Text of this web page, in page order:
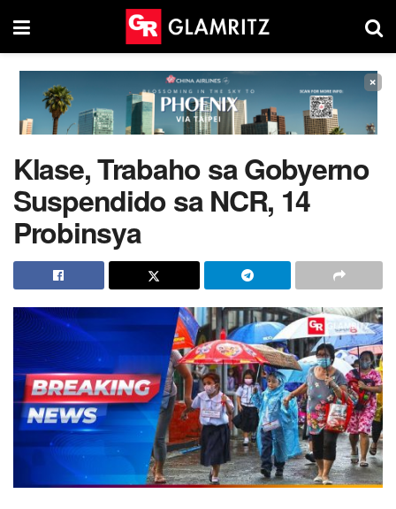
×
Klase, Trabaho sa Gobyerno
Suspendido sa NCR, 14
Probinsya